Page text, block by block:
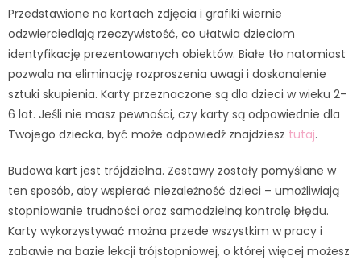
Przedstawione na kartach zdjęcia i grafiki wiernie
odzwierciedlają rzeczywistość, co ułatwia dzieciom
identyfikację prezentowanych obiektów. Białe tło natomiast
pozwala na eliminację rozproszenia uwagi i doskonalenie
sztuki skupienia. Karty przeznaczone są dla dzieci w wieku 2-
6 lat. Jeśli nie masz pewności, czy karty są odpowiednie dla
Twojego dziecka, być może odpowiedź znajdziesz tutaj.
Budowa kart jest trójdzielna. Zestawy zostały pomyślane w
ten sposób, aby wspierać niezależność dzieci – umożliwiają
stopniowanie trudności oraz samodzielną kontrolę błędu.
Karty wykorzystywać można przede wszystkim w pracy i
zabawie na bazie lekcji trójstopniowej, o której więcej możesz